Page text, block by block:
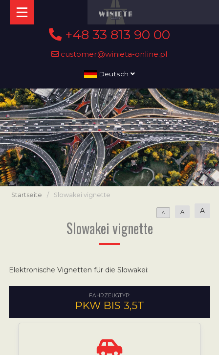
+48 33 813 90 00
customer@winieta-online.pl
Deutsch
Startseite / Slowakei vignette
A A A
Slowakei vignette
Elektronische Vignetten für die Slowakei:
FAHRZEUGTYP:
PKW BIS 3,5T